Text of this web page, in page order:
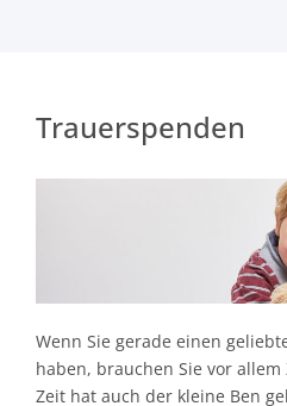
Trauerspenden
Wenn Sie gerade einen
haben, brauchen Sie vor
Zeit hat auch der kleine Ben